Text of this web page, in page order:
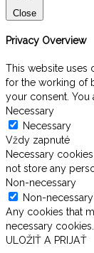
Close
Privacy Overview
This website uses
for the working of
your consent.
Necessary
Necessary
Vždy zapnuté
Necessary
not store any
Non-necessary
Non-necessary
Any cookies that
necessary
ULOŽIŤ A PRIJAŤ